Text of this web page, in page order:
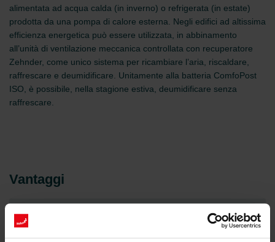
alimentata ad acqua calda (in inverno) o refrigerata (in estate)
prodotta da una pompa di calore esterna. Negli edifici ad altissima
efficienza energetica può essere utilizzata, in abbinamento
all’unità di ventilazione meccanica controllata con recuperatore
Zehnder, come unico sistema per ricambiare l’aria, riscaldare,
raffrescare e deumidificare. Unitamente alla batteria ComfoPost
ISO, è possibile, nella stagione estiva, deumidificare senza
raffrescare.
Vantaggi